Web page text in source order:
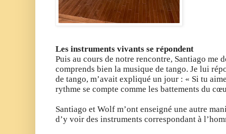
Les instruments vivants se répondent
Puis au cours de notre rencontre, Santiago me
comprends bien la musique de tango. Je lui
de tango, m’avait expliqué un jour : « Si tu
rythme se compte comme les battements du
Santiago et Wolf m’ont enseigné une autre
d’y voir des instruments correspondant à